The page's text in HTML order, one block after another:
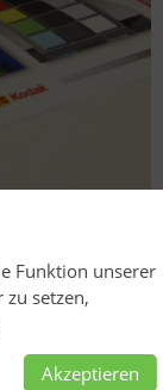
Funktion unserer
setzen,
Akzeptieren